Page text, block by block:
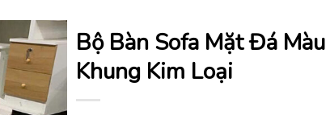
Bộ Bàn Sofa Mặt Đá
Khung Kim Loại